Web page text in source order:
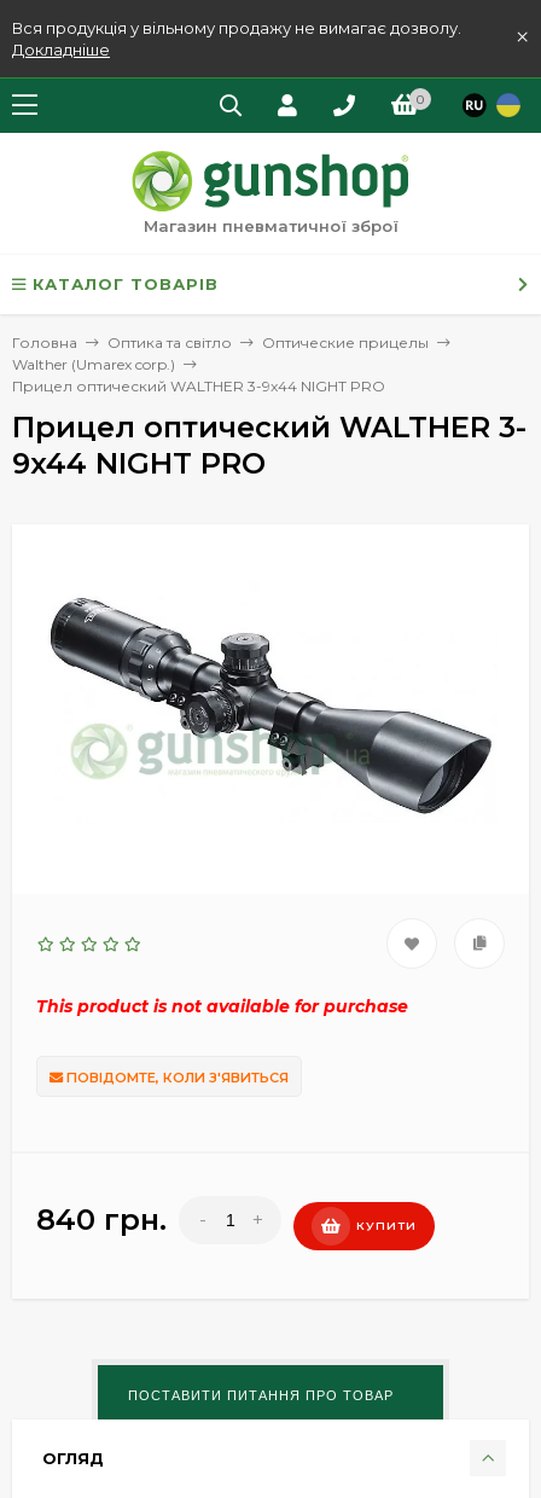
Вся продукція у вільному продажу не вимагає дозволу.
Докладніше
×
0
Магазин пневматичної зброї
КАТАЛОГ ТОВАРІВ
Головна Оптика та світло
Оптические прицелы
Walther (Umarex corp.)
Прицел оптический WALTHER 3-9x44 NIGHT PRO
Прицел оптический WALTHER 3-
9x44 NIGHT PRO
This product is not available for purchase
ПОВІДОМТЕ, КОЛИ З'ЯВИТЬСЯ
840 грн. - + КУПИТИ
ОГЛЯД